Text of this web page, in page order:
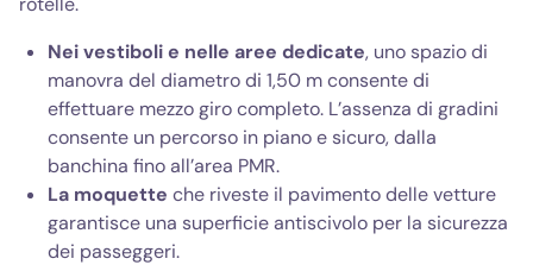
Nei vestiboli e nelle aree dedicate, uno spazio di
manovra del diametro di 1,50 m consente di
effettuare mezzo giro completo. L’assenza di gradini
consente un percorso in piano e sicuro, dalla
banchina fino all’area PMR.
La moquette che riveste il pavimento delle vetture
garantisce una superficie antiscivolo per la sicurezza
dei passeggeri.